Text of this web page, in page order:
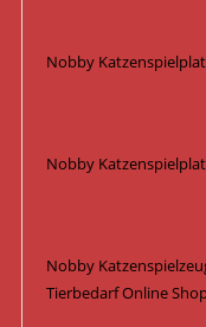
Nobby
Nobby
Nobby
Tierbedarf Online